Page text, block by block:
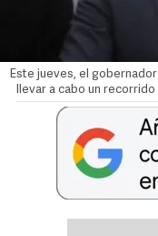
Este jueves, el
llevar a cabo un